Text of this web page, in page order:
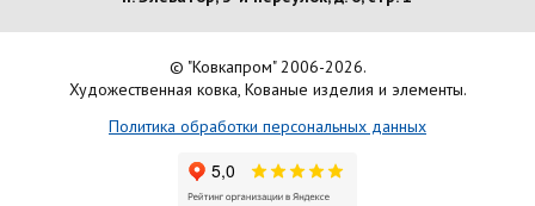
© "Ковкапром" 2006-2026.
Художественная ковка, Кованые изделия и элементы.
Политика обработки персональных данных